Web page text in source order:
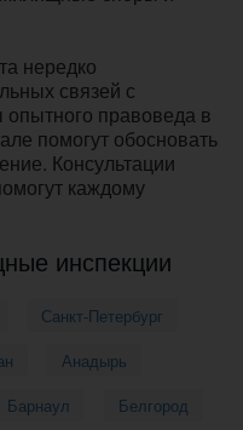
нередко
связей с
правоведа в
помогут обосновать
Консультации
каждому
инспекции
Санкт-Петербург
Анадырь
Барнаул
Белгород